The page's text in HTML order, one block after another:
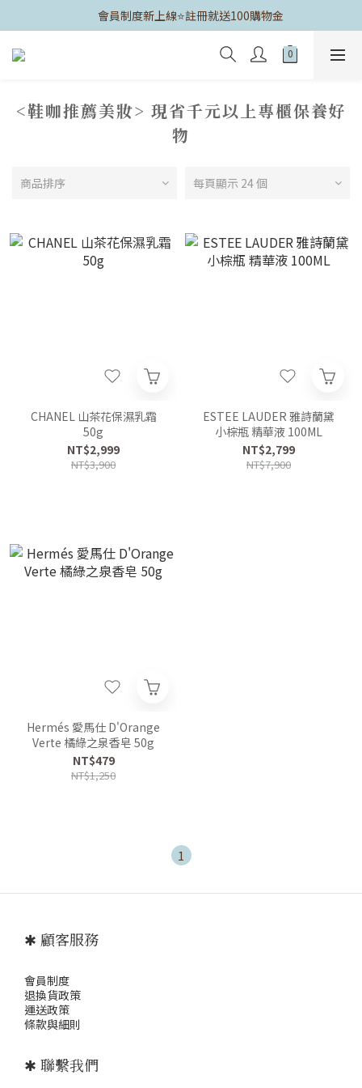
	會員制度新上線⭐️註冊就送100購物金
<鞋咖推薦美妝> 現省千元以上專櫃保養好
物
商品排序 每頁顯示 24 個
CHANEL 山茶花保濕乳霜
50g
NT$2,999
NT$3,900
ESTEE LAUDER 雅詩蘭黛
小棕瓶 精華液 100ML
NT$2,799
NT$7,900
Hermés 愛馬仕 D'Orange
Verte 橘綠之泉香皂 50g
NT$479
NT$1,250
1
✱ 顧客服務
會員制度
退換貨政策
運送政策
條款與細則
✱ 聯繫我們